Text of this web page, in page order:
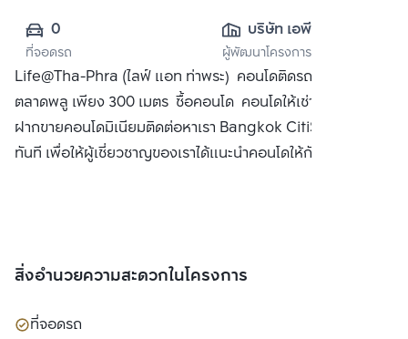
0
ที่จอดรถ
บริษัท เอพี (ไทย
แลนด์)
จำกัด(มหาชน)
ผู้พัฒนาโครงการ
Life@Tha-Phra (ไลฟ์ แอท ท่าพระ) คอนโดติดรถไฟฟ้า BTS
ตลาดพลู เพียง 300 เมตร ซื้อคอนโด คอนโดให้เช่า พร้อมทั้ง
ฝากขายคอนโดมิเนียมติดต่อหาเรา Bangkok CitiSmart ได้
ทันที เพื่อให้ผู้เชี่ยวชาญของเราได้แนะนำคอนโดให้กับท่าน
สิ่งอำนวยความสะดวกในโครงการ
ที่จอดรถ